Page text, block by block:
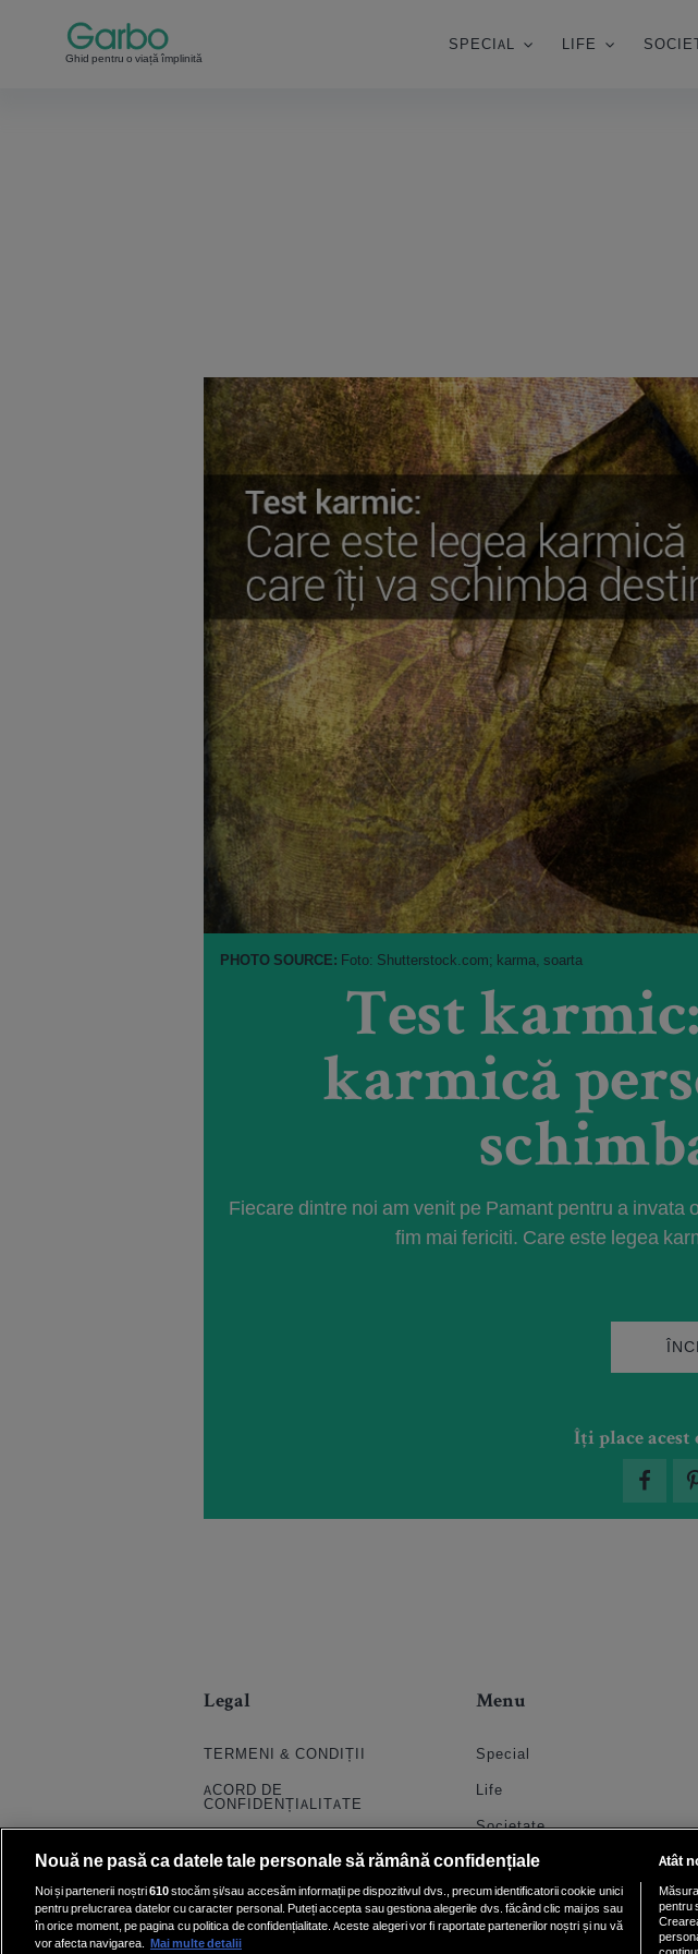
Ghid pentru o viață împlinită
SPECIAL LIFE
PHOTO SOURCE: Foto: Shutterstock.com; karma, soarta
Test karmic:
karmică
Fiecare dintre noi am venit pe Pamant pentru a
fim mai fericiti. Care este legea
Îți place acest
Legal
TERMENI & CONDIȚII
ACORD DE
CONFIDENȚIALITATE
PRELUCRAREA DATELOR
CONTACT
SETĂRI COOKIE
Menu
Special
Life
Societate
Stil
Horoscop
Quiz
Nouă ne pasă ca datele tale personale să rămână confidențiale
Noi și partenerii noștri610stocăm și/sau accesăm informații pe dispozitivul dvs., precum identificatorii cookie unici
pentru prelucrarea datelor cu caracter personal. Puteți accepta sau gestiona alegerile dvs. făcând clic mai jos sau
în orice moment, pe pagina cu politica de confidențialitate. Aceste alegeri vor fi raportate partenerilor noștri și nu vă
vor afecta navigarea. Mai multe detalii
Atât
pentru